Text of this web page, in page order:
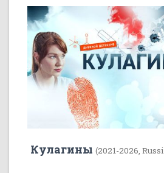
Кулагины (2021-2026,